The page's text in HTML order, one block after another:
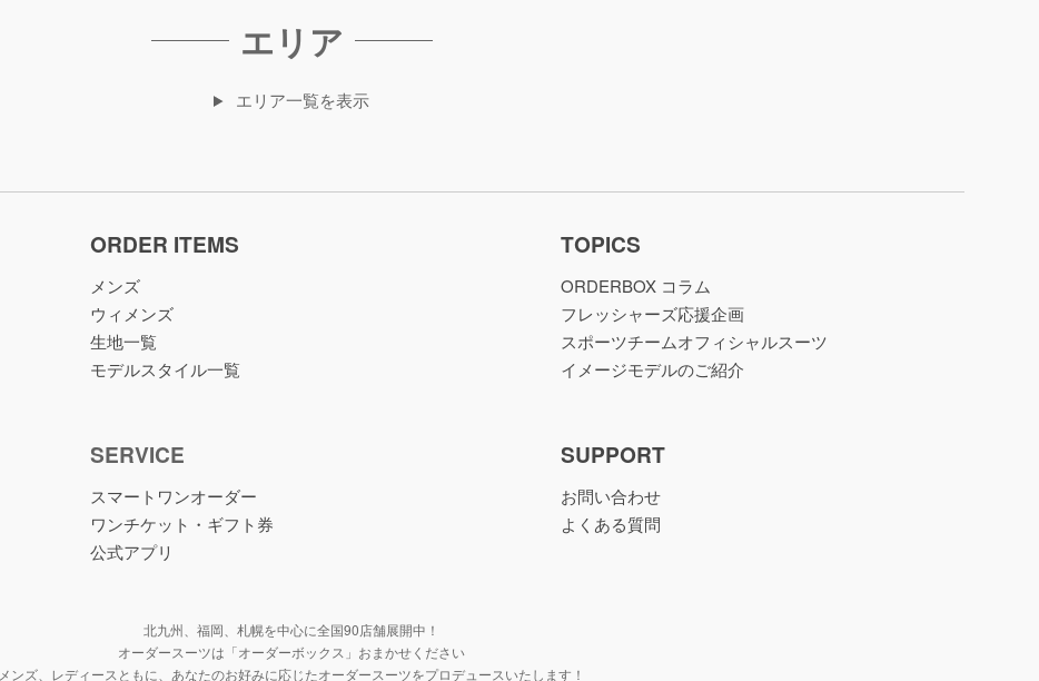
エリア
エリア一覧を表示
ORDER ITEMS
メンズ
ウィメンズ
生地一覧
モデルスタイル一覧
TOPICS
ORDERBOX コラム
フレッシャーズ応援企画
スポーツチームオフィシャルスーツ
イメージモデルのご紹介
SERVICE
スマートワンオーダー
ワンチケット・ギフト券
公式アプリ
SUPPORT
お問い合わせ
よくある質問
北九州、福岡、札幌を中心に全国90店舗展開中！
オーダースーツは「オーダーボックス」おまかせください
メンズ、レディースともに、あなたのお好みに応じたオーダースーツをプロデュースいたします！